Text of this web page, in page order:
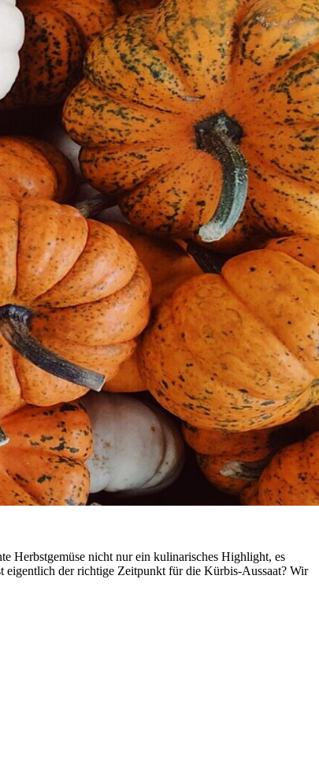
Herbstgemüse nicht nur ein kulinarisches Highlight, es
eigentlich der richtige Zeitpunkt für die Kürbis-Aussaat? Wir